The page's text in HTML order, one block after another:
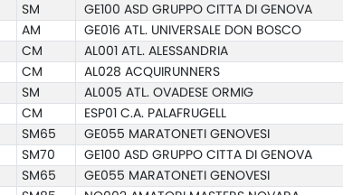
SM GE100 ASD GRUPPO CITTA DI GENOVA
AM GE016 ATL. UNIVERSALE DON BOSCO
CM AL001 ATL. ALESSANDRIA
CM AL028 ACQUIRUNNERS
SM AL005 ATL. OVADESE ORMIG
CM ESP01 C.A. PALAFRUGELL
SM65 GE055 MARATONETI GENOVESI
SM70 GE100 ASD GRUPPO CITTA DI GENOVA
SM65 GE055 MARATONETI GENOVESI